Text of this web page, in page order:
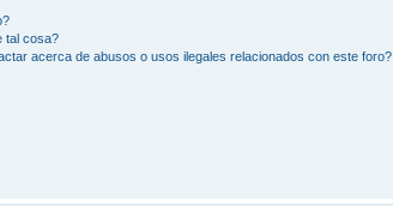
tal cosa?
acerca de abusos o usos ilegales relacionados con este foro?